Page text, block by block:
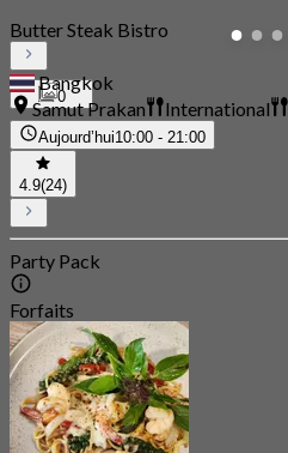
0
Butter Steak Bistro
Bangkok
Samut Prakan
International
Aujourd’hui10:00 - 21:00
4.9(24)
Party Pack
Forfaits